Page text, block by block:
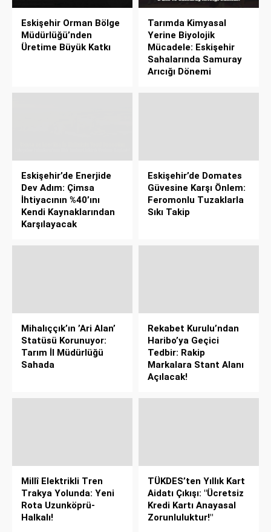
Eskişehir Orman Bölge
Müdürlüğü’nden
Üretime Büyük Katkı
Tarımda Kimyasal
Yerine Biyolojik
Mücadele: Eskişehir
Sahalarında Samuray
Arıcığı Dönemi
Eskişehir’de Enerjide
Dev Adım: Çimsa
İhtiyacının %40’ını
Kendi Kaynaklarından
Karşılayacak
Eskişehir’de Domates
Güvesine Karşı Önlem:
Feromonlu Tuzaklarla
Sıkı Takip
Mihalıççık’ın ’Ari Alan’
Statüsü Korunuyor:
Tarım İl Müdürlüğü
Sahada
Rekabet Kurulu’ndan
Haribo’ya Geçici
Tedbir: Rakip
Markalara Stant Alanı
Açılacak!
Millî Elektrikli Tren
Trakya Yolunda: Yeni
Rota Uzunköprü-
Halkalı!
TÜKDES’ten Yıllık Kart
Aidatı Çıkışı: "Ücretsiz
Kredi Kartı Anayasal
Zorunluluktur!"